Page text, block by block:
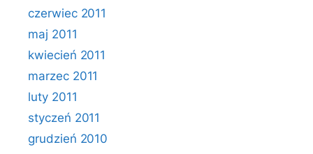
czerwiec 2011
maj 2011
kwiecień 2011
marzec 2011
luty 2011
styczeń 2011
grudzień 2010